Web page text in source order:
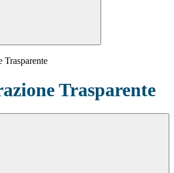
Trasparente
Trasparente